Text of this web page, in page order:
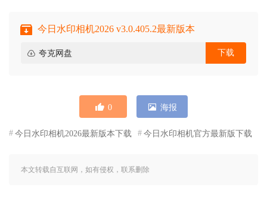
今日水印相机2026 v3.0.405.2最新版本
夸克网盘 下载
0 海报
今日水印相机2026最新版本下载 今日水印相机官方最新版下载
本文转载自互联网，如有侵权，联系删除